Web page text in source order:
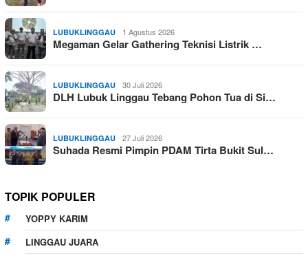
LUBUKLINGGAU 1 Agustus 2026
Megaman Gelar Gathering Teknisi Listrik …
LUBUKLINGGAU 30 Juli 2026
DLH Lubuk Linggau Tebang Pohon Tua di Si…
LUBUKLINGGAU 27 Juli 2026
Suhada Resmi Pimpin PDAM Tirta Bukit Sul…
TOPIK POPULER
YOPPY KARIM
LINGGAU JUARA